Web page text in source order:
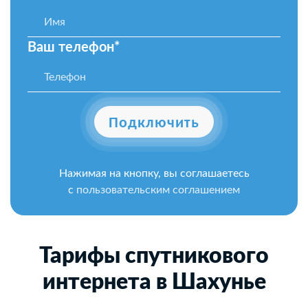
Ваш телефон*
Подключить
Нажимая на кнопку, вы соглашаетесь
с пользовательским соглашением
Тарифы спутникового
интернета в Шахунье